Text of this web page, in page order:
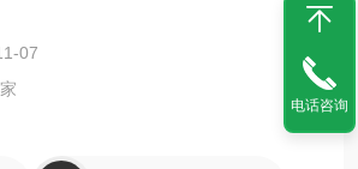
07
电话咨询